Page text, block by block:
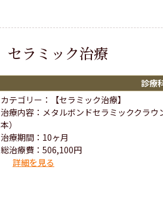
セラミック治療
診療
カテゴリー：【セラミック治療】
治療内容：メタルボンドセラミッククラ
本）
治療期間：10ヶ月
総治療費：506,100円
詳細を見る